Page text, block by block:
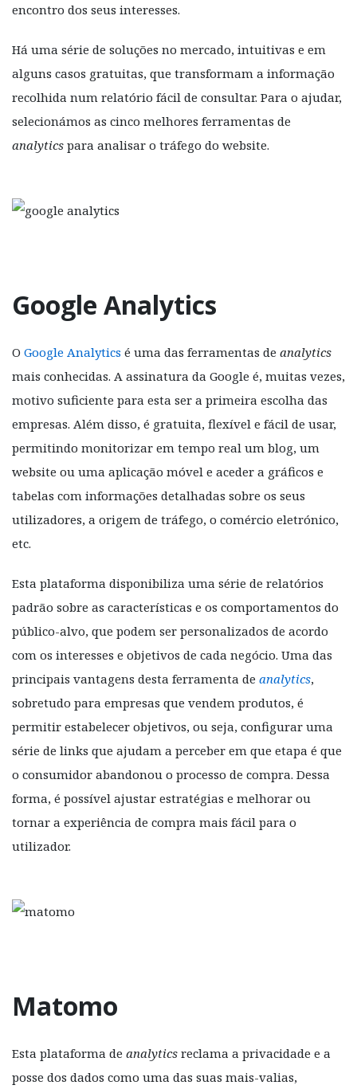
encontro dos seus interesses.
Há uma série de soluções no mercado, intuitivas e em
alguns casos gratuitas, que transformam a informação
recolhida num relatório fácil de consultar. Para o ajudar,
selecionámos as cinco melhores ferramentas de
analytics para analisar o tráfego do website.
Google Analytics
O Google Analytics é uma das ferramentas de analytics
mais conhecidas. A assinatura da Google é, muitas vezes,
motivo suficiente para esta ser a primeira escolha das
empresas. Além disso, é gratuita, flexível e fácil de usar,
permitindo monitorizar em tempo real um blog, um
website ou uma aplicação móvel e aceder a gráficos e
tabelas com informações detalhadas sobre os seus
utilizadores, a origem de tráfego, o comércio eletrónico,
etc.
Esta plataforma disponibiliza uma série de relatórios
padrão sobre as características e os comportamentos do
público-alvo, que podem ser personalizados de acordo
com os interesses e objetivos de cada negócio. Uma das
principais vantagens desta ferramenta de analytics,
sobretudo para empresas que vendem produtos, é
permitir estabelecer objetivos, ou seja, configurar uma
série de links que ajudam a perceber em que etapa é que
o consumidor abandonou o processo de compra. Dessa
forma, é possível ajustar estratégias e melhorar ou
tornar a experiência de compra mais fácil para o
utilizador.
Matomo
Esta plataforma de analytics reclama a privacidade e a
posse dos dados como uma das suas mais-valias,